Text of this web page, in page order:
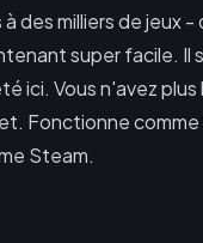
des milliers de
super facile.
ici. Vous n'avez
Fonctionne
Steam.